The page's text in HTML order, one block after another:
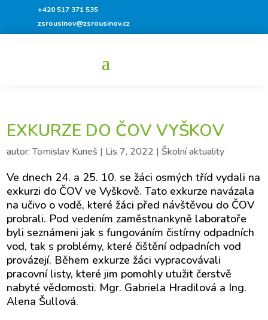
+420 517 371 535
zsrousinov@zsrousinov.cz
EXKURZE DO ČOV VYŠKOV
autor:Tomislav Kuneš | Lis 7, 2022 | Školní aktuality
Ve dnech 24. a 25. 10. se žáci osmých tříd vydali na
exkurzi do ČOV ve Vyškově. Tato exkurze navázala
na učivo o vodě, které žáci před návštěvou do ČOV
probrali. Pod vedením zaměstnankyně laboratoře
byli seznámeni jak s fungováním čistírny odpadních
vod, tak s problémy, které čištění odpadních vod
provázejí. Během exkurze žáci vypracovávali
pracovní listy, které jim pomohly utužit čerstvě
nabyté vědomosti. Mgr. Gabriela Hradilová a Ing.
Alena Šullová.